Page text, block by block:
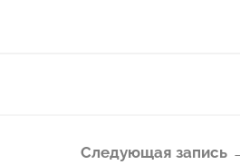
Следующая запись